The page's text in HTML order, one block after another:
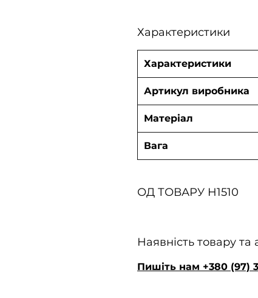
Характеристики
Характеристики
Артикул виробника
Матеріал
Вага
ОД ТОВАРУ H1510
Наявність товару
Пишіть нам +380 (97)